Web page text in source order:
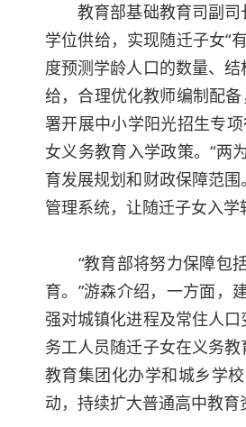
教育部基础教育司副司
学位供给，实现随迁子女“
度预测学龄人口的数量、
给，合理优化教师编制配
署开展中小学阳光招生专
女义务教育入学政策。“两
育发展规划和财政保障范
管理系统，让随迁子女入学
“教育部将努力保障包括
育。”游森介绍，一方面，
强对城镇化进程及常住人
务工人员随迁子女在义务
教育集团化办学和城乡学
动，持续扩大普通高中教